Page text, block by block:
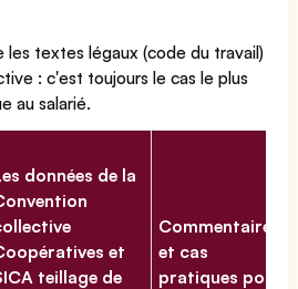
les textes légaux (code du travail)
: c'est toujours le cas le plus
au salarié.
données de la
et
teillage de
Commentaires
et cas
pratiques pour